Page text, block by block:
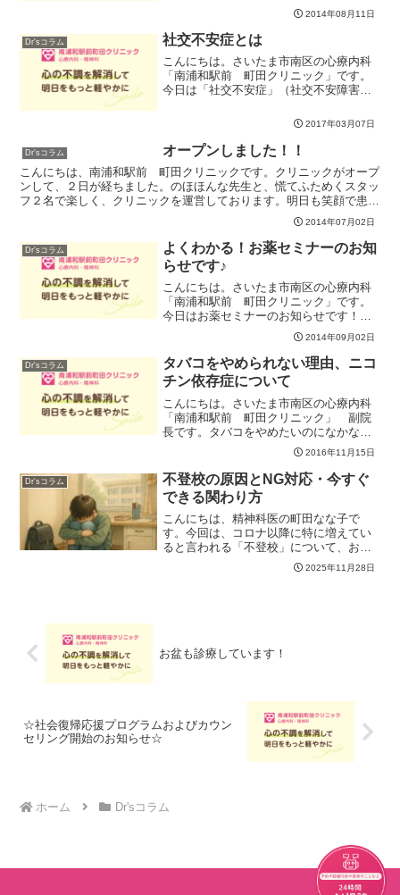
たが、今年は当院はお盆休みをいただい
ておりません。普段はお仕事でなかなか
お時間がとれない方々か...
2014年08月11日
Dr'sコラム 社交不安症とは
こんにちは。さいたま市南区の心療内科
「南浦和駅前 町田クリニック」です。
今日は「社交不安症」（社交不安障害：
きます。ＳＡＤの方は、不格好に、間抜
けに、またはみっともなく思われること
をとても怖がります。人前...
2017年03月07日
Dr'sコラム オープンしました！！
こんにちは、南浦和駅前 町田クリニックです。クリニックがオープ
ンして、２日が経ちました。のほほんな先生と、慌てふためくスタッ
フ２名で楽しく、クリニックを運営しております。明日も笑顔で患者
2014年07月02日
Dr'sコラム
よくわかる！お薬セミナーのお知
らせです♪
こんにちは。さいたま市南区の心療内科
「南浦和駅前 町田クリニック」です。
今日はお薬セミナーのお知らせです！
☆☆☆☆☆☆☆☆☆☆☆☆☆☆☆☆☆☆
☆☆☆☆☆☆☆☆☆☆☆☆９月２４日
（水）： 午後２時～３時「よくわか
る！なんでも聞ける！心療内科の...
2014年09月02日
Dr'sコラム
タバコをやめられない理由、ニコ
チン依存症について
こんにちは。さいたま市南区の心療内科
「南浦和駅前 町田クリニック」 副院
長です。タバコをやめたいのになかなか
やめられない。それは、タバコの煙に含
まれるニコチンが麻薬にも劣らない依存
性をもつからです。どうしても喫煙がや
められないのは「ニコチン...
2016年11月15日
Dr'sコラム
不登校の原因とNG対応・今すぐ
できる関わり方
こんにちは、精神科医の町田なな子で
す。今回は、コロナ以降に特に増えてい
ると言われる「不登校」について、お伝
えします。1不登校のエネルギー低下仮説
不登校は「行きたくない」のではなく、
2025年11月28日
お盆も診療しています！
☆社会復帰応援プログラムおよびカウン
セリング開始のお知らせ☆
ホーム Dr'sコラム
チャット